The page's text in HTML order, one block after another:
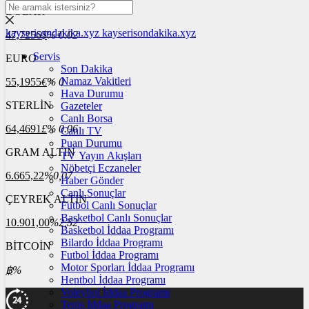
DOLAR
47,7256$% 0.02
EURO
55,1955€% 0
STERLİN
64,4691£% 0.06
GRAM ALTIN
6.665,22%0,07
ÇEYREK ALTIN
10.901,00%2,52
BİTCOİN
฿%
kayserisondakika.xyz kayserisondakika.xyz
Servis
Son Dakika
Namaz Vakitleri
Hava Durumu
Gazeteler
Canlı Borsa
Canlı TV
Puan Durumu
TV Yayın Akışları
Nöbetçi Eczaneler
Haber Gönder
Canlı Sonuçlar
Futbol Canlı Sonuçlar
Basketbol Canlı Sonuçlar
Basketbol İddaa Programı
Bilardo İddaa Programı
Futbol İddaa Programı
Motor Sporları İddaa Programı
Hentbol İddaa Programı
Voleybol İddaa Programı
Tenis İddaa Programı